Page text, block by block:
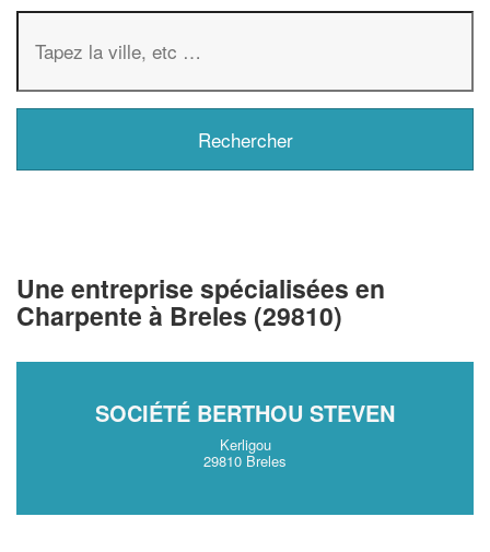
Une entreprise spécialisées en
Charpente à Breles (29810)
SOCIÉTÉ BERTHOU STEVEN
Kerligou
29810 Breles
✕
Augmentez votre
vosmarges